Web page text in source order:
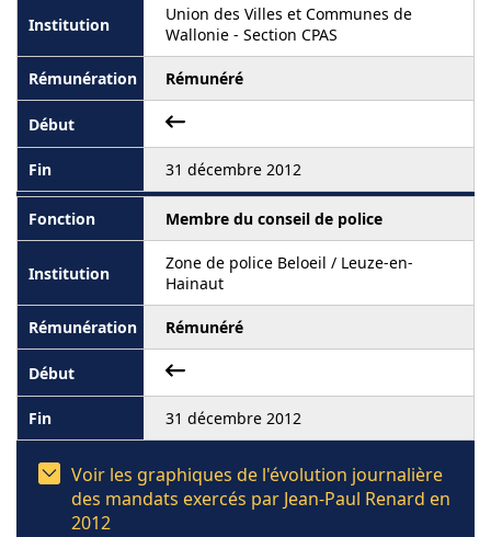
Union des Villes et Communes de
Wallonie - Section CPAS
Rémunéré
31 décembre 2012
Membre du conseil de police
Zone de police Beloeil / Leuze-en-
Hainaut
Rémunéré
31 décembre 2012
Voir les graphiques de l'évolution journalière
des mandats exercés par Jean-Paul Renard en
2012